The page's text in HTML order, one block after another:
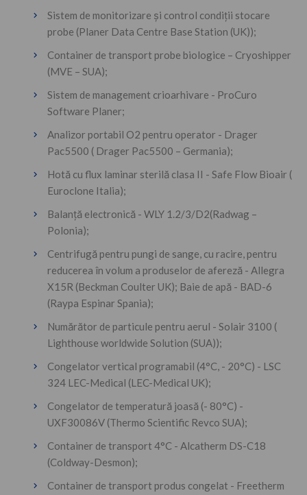
Sistem de monitorizare și control condiții stocare
probe (Planer Data Centre Base Station (UK));
Container de transport probe biologice – Cryoshipper
(MVE – SUA);
Sistem de management crioarhivare - ProCuro
Software Planer;
Analizor portabil O2 pentru operator - Drager
Pac5500 ( Drager Pac5500 – Germania);
Hotă cu flux laminar sterilă clasa II - Safe Flow Bioair (
Euroclone Italia);
Balanţă electronică - WLY 1.2/3/D2(Radwag –
Polonia);
Centrifugă pentru pungi de sange, cu racire, pentru
reducerea în volum a produselor de afereză - Allegra
X15R (Beckman Coulter UK); Baie de apă - BAD-6
(Raypa Espinar Spania);
Numărător de particule pentru aerul - Solair 3100 (
Lighthouse worldwide Solution (SUA));
Congelator vertical programabil (4°C, - 20°C) - LSC
324 LEC-Medical (LEC-Medical UK);
Congelator de temperatură joasă (- 80°C) -
UXF30086V (Thermo Scientific Revco SUA);
Container de transport 4°C - Alcatherm DS-C18
(Coldway-Desmon);
Container de transport produs congelat - Freetherm